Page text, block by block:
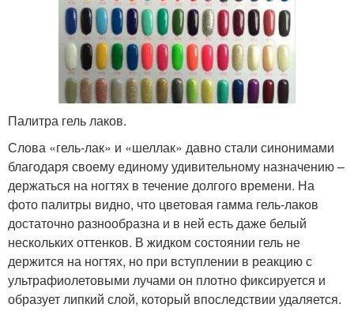
Палитра гель лаков.
Слова «гель-лак» и «шеллак» давно стали синонимами
благодаря своему единому удивительному назначению –
держаться на ногтях в течение долгого времени. На
фото палитры видно, что цветовая гамма гель-лаков
достаточно разнообразна и в ней есть даже белый
нескольких оттенков. В жидком состоянии гель не
держится на ногтях, но при вступлении в реакцию с
ультрафиолетовыми лучами он плотно фиксируется и
образует липкий слой, который впоследствии удаляется.